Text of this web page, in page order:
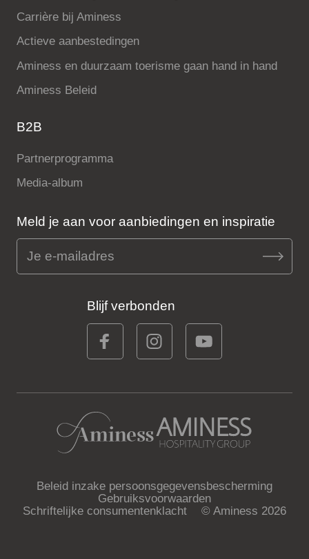
Carrière bij Aminess
Actieve aanbestedingen
Aminess en duurzaam toerisme gaan hand in hand
Aminess Beleid
B2B
Partnerprogramma
Media-album
Meld je aan voor aanbiedingen en inspiratie
Blijf verbonden
Beleid inzake persoonsgegevensbescherming
Gebruiksvoorwaarden
Schriftelijke consumentenklacht
© Aminess 2026